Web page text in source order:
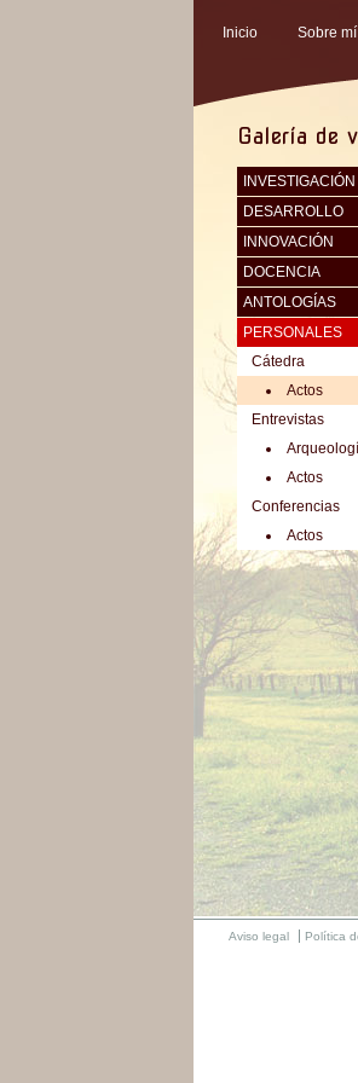
Inicio Sobre mí
Galería de
INVESTIGACIÓN
DESARROLLO
INNOVACIÓN
DOCENCIA
ANTOLOGÍAS
PERSONALES
Cátedra
Actos
Entrevistas
Actos
Conferencias
Actos
Aviso legal Política